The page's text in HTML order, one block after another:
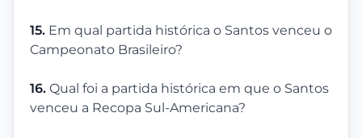
15. Em qual partida histórica o Santos venceu o
Campeonato Brasileiro?
16. Qual foi a partida histórica em que o Santos
venceu a Recopa Sul-Americana?